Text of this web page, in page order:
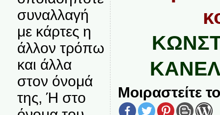
συναλλαγή
με κάρτες η
άλλον τρόπω
και άλλα
στον όνομά
της, Ή στο
Μοιραστείτε